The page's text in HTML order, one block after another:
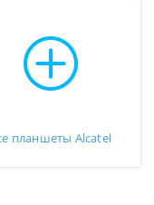
планшеты Alcatel